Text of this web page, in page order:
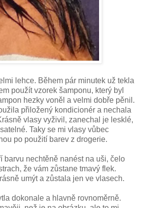
lehce. Během pár minutek už tekla
použít vzorek šamponu, který byl
hezky voněl a velmi dobře pěnil.
přiložený kondicionér a nechala
vlasy vyživil, zanechal je lesklé,
Taky se mi vlasy vůbec
po použití barev z drogerie.
barvu nechtěně nanést na uši, čelo
že vám zůstane tmavý flek.
umýt a zůstala jen ve vlasech.
dokonale a hlavně rovnoměrně.